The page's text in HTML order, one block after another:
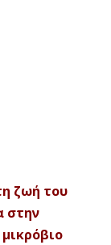
ζωή του
στην